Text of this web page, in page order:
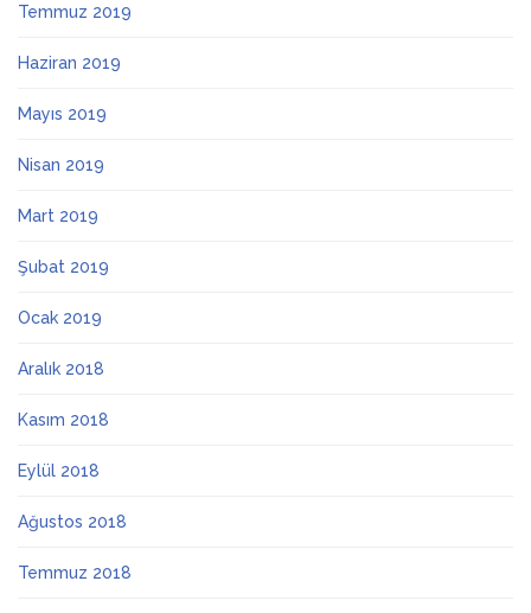
Temmuz 2019
Haziran 2019
Mayıs 2019
Nisan 2019
Mart 2019
Şubat 2019
Ocak 2019
Aralık 2018
Kasım 2018
Eylül 2018
Ağustos 2018
Temmuz 2018